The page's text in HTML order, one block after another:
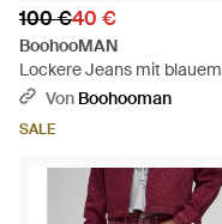
100 €40 €
BoohooMAN
Lockere Jeans mit blauem
Strass-Gürtel
Von Boohooman
SALE